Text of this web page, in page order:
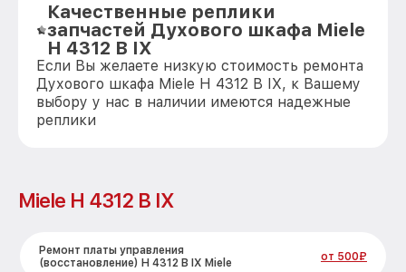
Качественные реплики
запчастей Духового шкафа Miele
H 4312 B IX
Если Вы желаете низкую стоимость ремонта
Духового шкафа Miele H 4312 B IX, к Вашему
выбору у нас в наличии имеются надежные
реплики
Miele H 4312 B IX
Ремонт платы управления
(восстановление) H 4312 B IX Miele
от 500₽